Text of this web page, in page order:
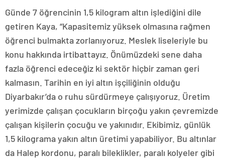
Günde 7 öğrencinin 1,5 kilogram altın işlediğini dile
getiren Kaya, “Kapasitemiz yüksek olmasına rağmen
öğrenci bulmakta zorlanıyoruz. Meslek liseleriyle bu
konu hakkında irtibattayız. Önümüzdeki sene daha
fazla öğrenci edeceğiz ki sektör hiçbir zaman geri
kalmasın. Tarihin en iyi altın işçiliğinin olduğu
Diyarbakır’da o ruhu sürdürmeye çalışıyoruz. Üretim
yerimizde çalışan çocukların birçoğu yakın çevremizde
çalışan kişilerin çocuğu ve yakınıdır. Ekibimiz, günlük
1,5 kilograma yakın altın üretimi yapabiliyor. Bu altınlar
da Halep kordonu, paralı bileklikler, paralı kolyeler gibi